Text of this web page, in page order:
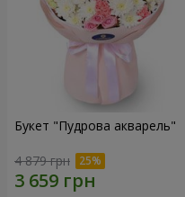
Букет "Пудрова акварель"
4 879 грн